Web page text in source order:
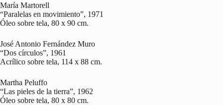
María Martorell
“Paralelas en movimiento”, 1971
Óleo sobre tela, 80 x 90 cm.
José Antonio Fernández Muro
“Dos círculos”, 1961
Acrílico sobre tela, 114 x 88 cm.
Martha Peluffo
“Las pieles de la tierra”, 1962
Óleo sobre tela, 80 x 80 cm.